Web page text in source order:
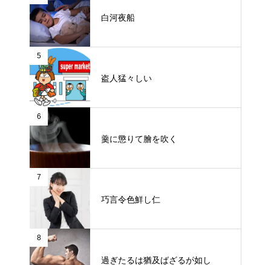
白河夜船
5
盗人猛々しい
6
羹に懲りて膾を吹く
7
巧言令色鮮し仁
8
過ぎたるは猶及ばざるが如し